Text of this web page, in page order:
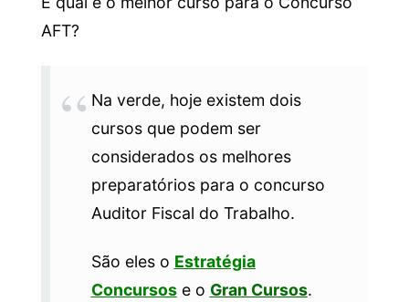
AFT?
Na verde, hoje existem dois
cursos que podem ser
considerados os melhores
preparatórios para o concurso
Auditor Fiscal do Trabalho.
São eles o Estratégia
Concursose o Gran Cursos.